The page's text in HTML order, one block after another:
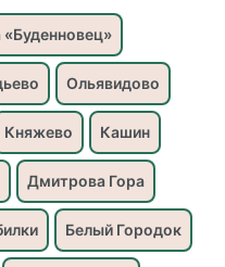
Ольявидово
Княжево Кашин
Дмитрова Гора
Белый Городок